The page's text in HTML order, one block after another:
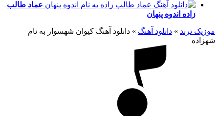
عماد طالب
زاده اندوه پنهان
موزیک ترند » دانلود آهنگ » دانلود آهنگ کیوان شهسوار به نام
شهزاده